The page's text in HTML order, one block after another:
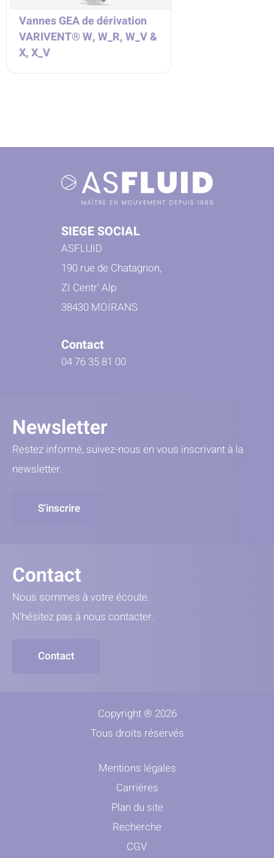
Vannes GEA de dérivation
VARIVENT® W, W_R, W_V &
X, X_V
SIEGE SOCIAL
ASFLUID
190 rue de Chatagnon,
ZI Centr' Alp
38430 MOIRANS
Contact
04 76 35 81 00
Newsletter
Restez informé, suivez-nous en vous inscrivant à la
newsletter.
S'inscrire
Contact
Nous sommes à votre écoute.
N'hésitez pas à nous contacter.
Contact
Copyright ® 2026
Tous droits réservés
Mentions légales
Carrières
Plan du site
Recherche
CGV